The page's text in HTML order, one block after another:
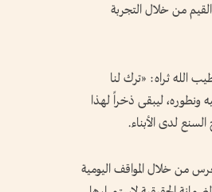
القيم من خلال التجربة
الله ثراه: «ترك لنا
ونطوره، ليبقى ذخراً لهذا
لدى الأبناء.
من خلال المواقف اليومية